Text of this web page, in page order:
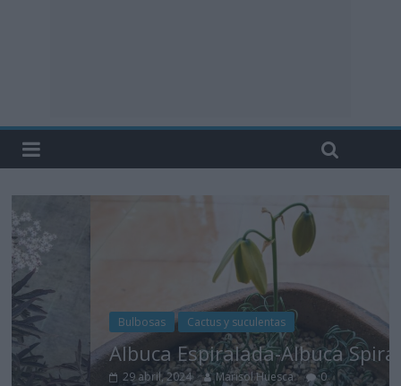
Bulbosas Cactus y suculentas
Albuca Espiralada-Albuca Spiralis
29 abril, 2024 Marisol Huesca 0